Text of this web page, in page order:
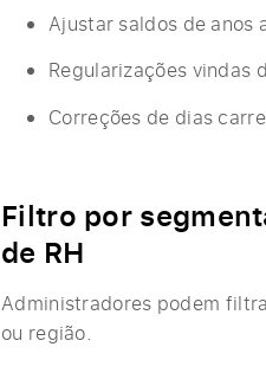
Ajustar saldos de anos
Regularizações vindas
Correções de dias
Filtro por
de RH
Administradores podem
ou região.